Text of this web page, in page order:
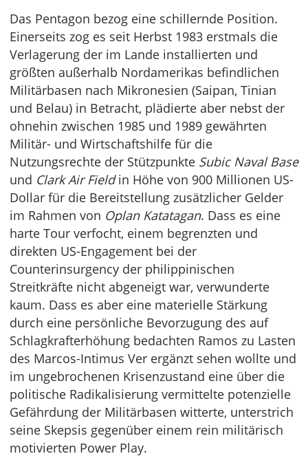
Das Pentagon bezog eine schillernde Position.
Einerseits zog es seit Herbst 1983 erstmals die
Verlagerung der im Lande installierten und
größten außerhalb Nordamerikas befindlichen
Militärbasen nach Mikronesien (Saipan, Tinian
und Belau) in Betracht, plädierte aber nebst der
ohnehin zwischen 1985 und 1989 gewährten
Militär- und Wirtschaftshilfe für die
Nutzungsrechte der Stützpunkte Subic Naval Base
und Clark Air Fieldin Höhe von 900 Millionen US-
Dollar für die Bereitstellung zusätzlicher Gelder
im Rahmen von Oplan Katatagan. Dass es eine
harte Tour verfocht, einem begrenzten und
direkten US-Engagement bei der
Counterinsurgency der philippinischen
Streitkräfte nicht abgeneigt war, verwunderte
kaum. Dass es aber eine materielle Stärkung
durch eine persönliche Bevorzugung des auf
Schlagkrafterhöhung bedachten Ramos zu Lasten
des Marcos-Intimus Ver ergänzt sehen wollte und
im ungebrochenen Krisenzustand eine über die
politische Radikalisierung vermittelte potenzielle
Gefährdung der Militärbasen witterte, unterstrich
seine Skepsis gegenüber einem rein militärisch
motivierten Power Play.